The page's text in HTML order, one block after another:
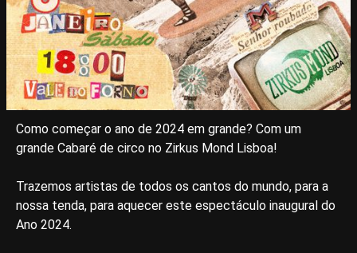
Como começar o ano de 2024 em grande? Com um
grande Cabaré de circo no Zirkus Mond Lisboa!
Trazemos artistas de todos os cantos do mundo, para a
nossa tenda, para aquecer este espectáculo inaugural do
Ano 2024.